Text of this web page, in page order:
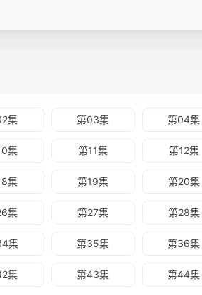
集 第03集 第04集
集 第11集 第12集
集 第19集 第20集
集 第27集 第28集
集 第35集 第36集
集 第43集 第44集